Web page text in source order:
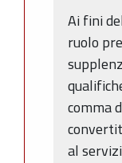
Ai fini
ruolo
comma
al